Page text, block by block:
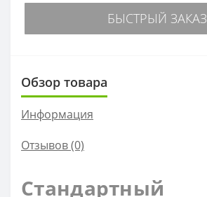
БЫСТРЫЙ ЗАКАЗ
Обзор товара
Информация
Отзывов (0)
Стандартный